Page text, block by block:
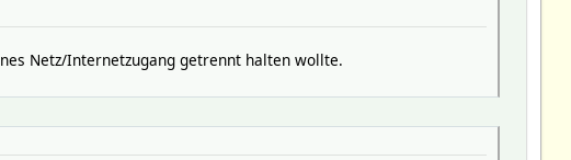
Netz/Internetzugang getrennt halten wollte.